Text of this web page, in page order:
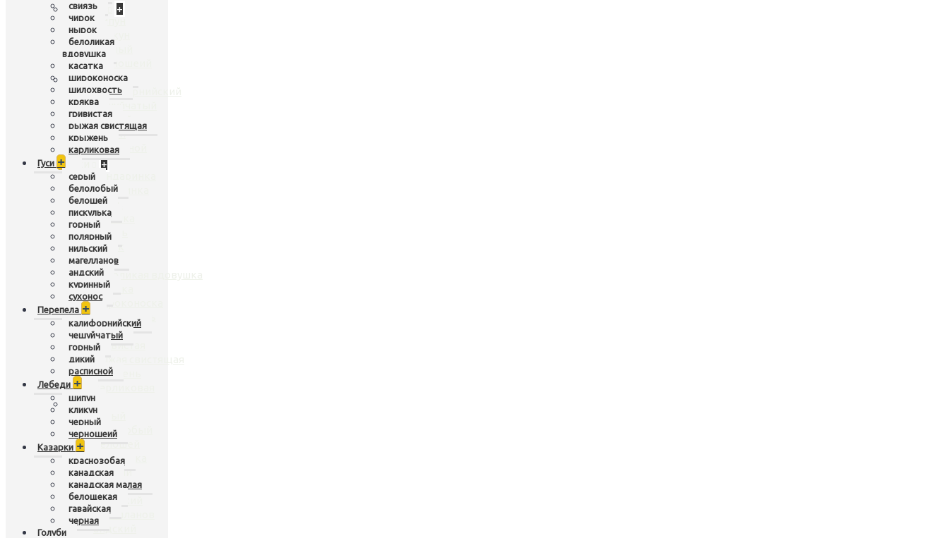
Лебеди
+
шипун
кликун
черный
черношеий
Перепела
+
калифорнийский
чешуйчатый
горный
дикий
расписной
+
мандаринка
каролинка
огарь
пеганка
свиязь
чирок
нырок
белоликая вдовушка
касатка
широконоска
шилохвость
кряква
гривистая
рыжая свистящая
крыжень
Гуси
серый
белолобый
пискулька
горный
полярный
нильский
магелланов
андский
свиязь
чирок
нырок
белоликая
вдовушка
касатка
широконоска
шилохвость
кряква
гривистая
рыжая свистящая
крыжень
карликовая
Гуси +
серый
белолобый
белошей
пискулька
горный
полярный
нильский
магелланов
андский
куринный
сухонос
Перепела +
калифорнийский
чешуйчатый
горный
дикий
расписной
Лебеди +
шипун
кликун
черный
черношеий
Казарки +
краснозобая
канадская
канадская малая
белощекая
гавайская
черная
Голуби